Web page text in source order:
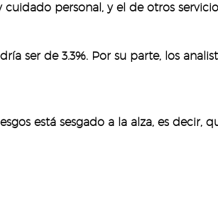
personal, y el de otros
ser de 3.3%. Por su parte, los
está sesgado a la alza, es decir,